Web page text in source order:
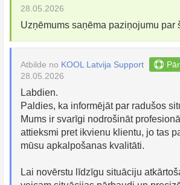
28.05.2026
Uzņēmums saņēma paziņojumu par
Atbilde no KOOL Latvija Support
28.05.2026
Labdien.
Paldies, ka informējāt par radušos
Mums ir svarīgi nodrošināt
attieksmi pret ikvienu klientu, jo tas
mūsu apkalpošanas kvalitāti.
Lai novērstu līdzīgu situāciju